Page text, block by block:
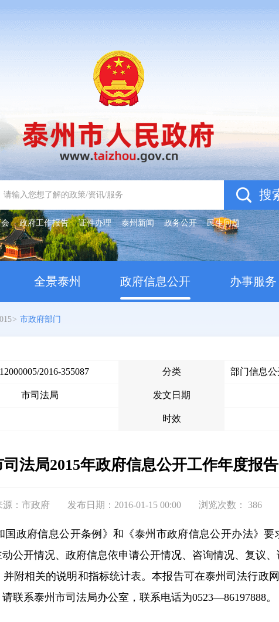
政府工作报告 证件办理 泰州新闻 政务公开 民生问题
全景泰州 政府信息公开 办事服务
> 市政府部门
2016-355087 分类 部门信息
市司法局 发文日期
时效
法局2015年政府信息公开工作年度报告
源：市政府 发布日期：2016-01-15 00:00 浏览次数： 386
府信息公开条例》和《泰州市政府信息公开办法》要
公开情况、政府信息依申请公开情况、咨询情况、复议
附相关的说明和指标统计表。本报告可在泰州司法行政
联系泰州市司法局办公室，联系电话为0523—86197888。